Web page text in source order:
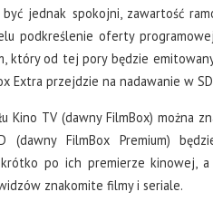
być jednak spokojni, zawartość
podkreślenie oferty
który od tej pory będzie
Extra przejdzie na nadawanie w
Kino TV (dawny FilmBox) można
(dawny FilmBox Premium)
po ich premierze kinowej,
znakomite filmy i seriale.